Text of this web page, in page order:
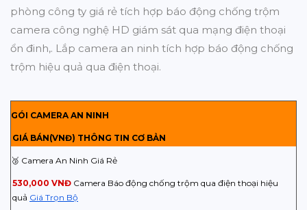
phòng công ty giá rẻ tích hợp báo động chống trộm
camera công nghệ HD giám sát qua mạng điện thoại
ổn đinh,. Lắp camera an ninh tích hợp báo động chống
trộm hiệu quả qua điện thoại.
GÓI CAMERA AN NINH
GIÁ BÁN(VNĐ) THÔNG TIN CƠ BẢN
🥉 Camera An Ninh Giá Rẻ
530,000 VNĐ Camera Báo động chống trộm qua điện thoại hiệu
quả Giá Trọn Bộ